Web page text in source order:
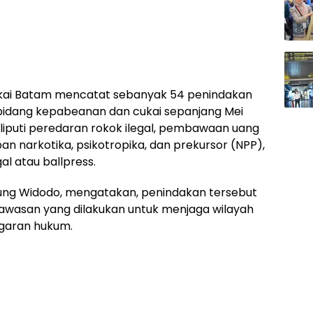
Batam mencatat sebanyak 54 penindakan
kepabeanan dan cukai sepanjang Mei
peredaran rokok ilegal, pembawaan uang
narkotika, psikotropika, dan prekursor (NPP),
atau ballpress.
Widodo, mengatakan, penindakan tersebut
yang dilakukan untuk menjaga wilayah
hukum.